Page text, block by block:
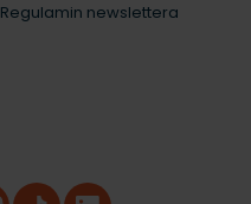
Regulamin newslettera